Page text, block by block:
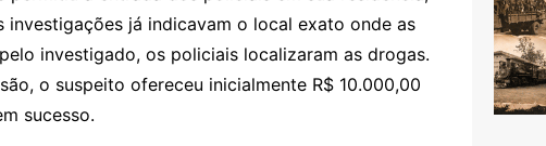
já indicavam o local exato onde as
investigado, os policiais localizaram as drogas.
o suspeito ofereceu inicialmente R$ 10.000,00
sucesso.